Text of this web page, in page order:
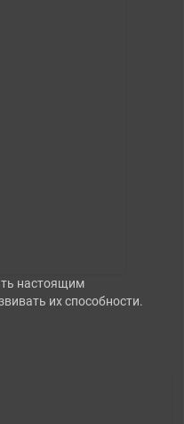
настоящим
их способности.